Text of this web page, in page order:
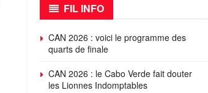
FIL INFO
CAN 2026 : voici le programme des
quarts de finale
CAN 2026 : le Cabo Verde fait douter
les Lionnes Indomptables